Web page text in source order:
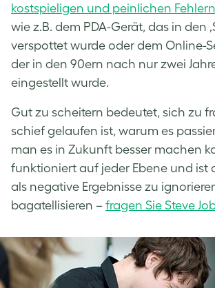
kostspieligen und peinlichen Fehlern
wie z.B. dem PDA-Gerät, das in den
verspottet wurde oder dem Online-
der in den 90ern nach nur zwei
eingestellt wurde.
Gut zu scheitern bedeutet, sich zu
schief gelaufen ist, warum es
man es in Zukunft besser machen
funktioniert auf jeder Ebene und ist
als negative Ergebnisse zu
bagatellisieren – fragen Sie Steve